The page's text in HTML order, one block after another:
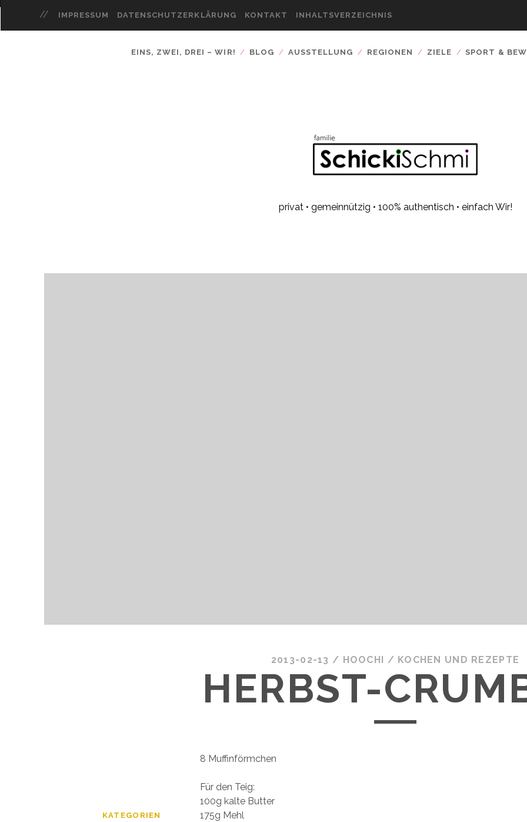
IMPRESSUM DATENSCHUTZERKLÄRUNG KONTAKT INHALTSVERZEICHNIS
EINS, ZWEI, DREI – WIR! BLOG AUSSTELLUNG REGIONEN ZIELE SPORT &
privat • gemeinnützig • 100% authentisch • einfach Wir!
2013-02-13 / HOOCHI / KOCHEN UND REZEPTE
HERBST-
8 Muffinförmchen
Für den Teig:
100g kalte Butter
175g Mehl
KATEGORIEN